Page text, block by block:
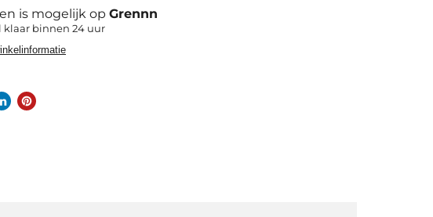
is mogelijk op Grennn
klaar binnen 24 uur